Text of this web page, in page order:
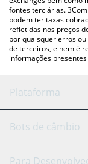
fontes terciárias.
podem ter taxas
refletidas nos preços
por quaisquer erros
de terceiros, e nem é
informações
Plataforma
Bot GRID
Bots de câmbio
Binance
Para